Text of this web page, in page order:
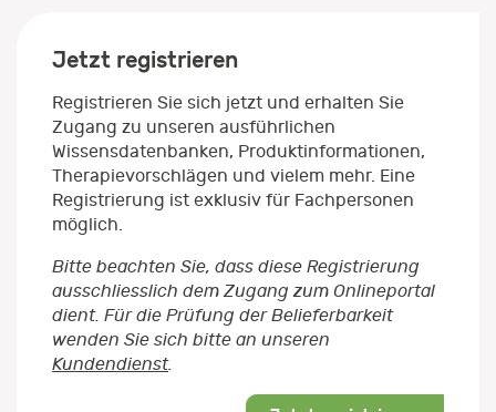
Jetzt registrieren
Registrieren Sie sich jetzt und erhalten Sie
Zugang zu unseren ausführlichen
Wissensdatenbanken, Produktinformationen,
Therapievorschlägen und vielem mehr. Eine
Registrierung ist exklusiv für Fachpersonen
möglich.
Bitte beachten Sie, dass diese Registrierung
ausschliesslich dem Zugang zum Onlineportal
dient. Für die Prüfung der Belieferbarkeit
wenden Sie sich bitte an unseren
Kundendienst.